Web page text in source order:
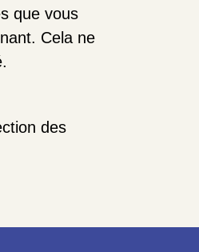
que vous
Cela ne
des